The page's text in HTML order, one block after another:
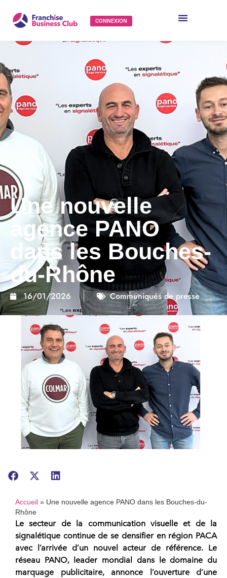
CONNEXION
Une nouvelle
agence PANO
dans les Bouches-
du-Rhône
16/01/2026 Communiqués de presse
Accueil » Une nouvelle agence PANO dans les Bouches-du-
Rhône
Le secteur de la communication visuelle et de la
signalétique continue de se densifier en région PACA
avec l’arrivée d’un nouvel acteur de référence. Le
réseau PANO, leader mondial dans le domaine du
marquage publicitaire, annonce l’ouverture d’une